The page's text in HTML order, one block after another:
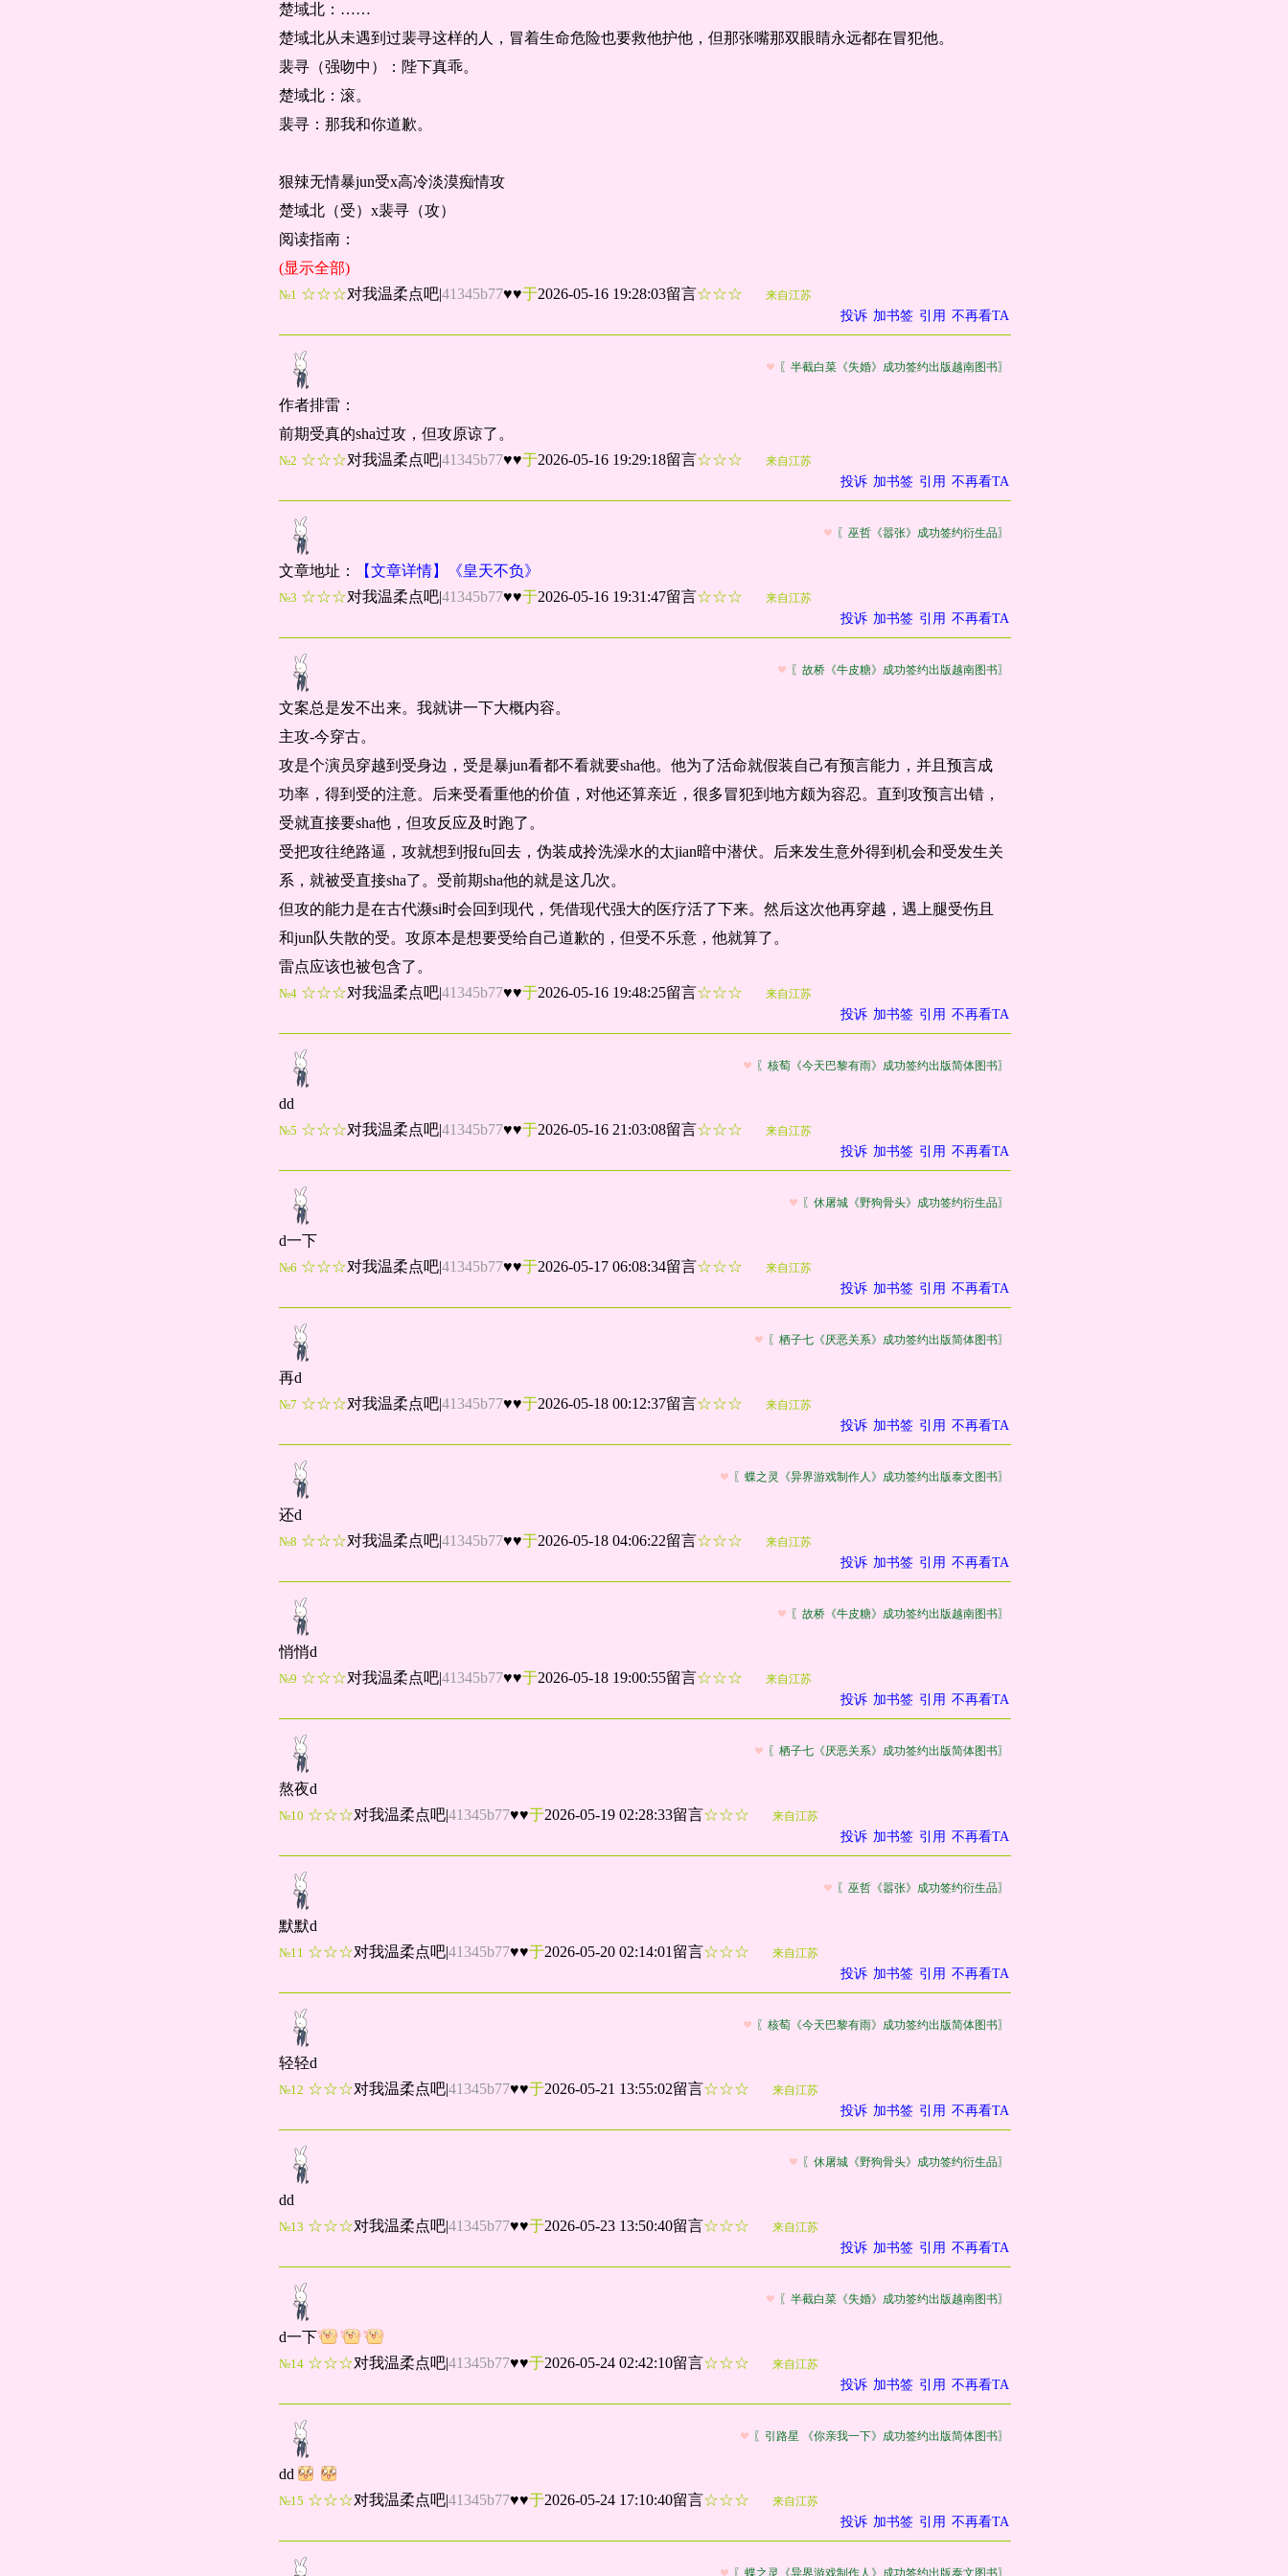
楚域北：……
楚域北从未遇到过裴寻这样的人，冒着生命危险也要救他护他，但那张嘴那双眼睛永远都在冒犯他。
裴寻（强吻中）：陛下真乖。
楚域北：滚。
裴寻：那我和你道歉。
狠辣无情暴jun受x高冷淡漠痴情攻
楚域北（受）x裴寻（攻）
阅读指南：
1v1双洁，攻恋爱脑，攻宠受介意勿入。
架空历史，请勿考究。
(显示全部)
№1 ☆☆☆对我温柔点吧|41345b77♥♥于2026-05-16 19:28:03留言☆☆☆ 来自江苏
投诉 加书签 引用 不再看TA
〖半截白菜《失婚》成功签约出版越南图书〗
作者排雷：
前期受真的sha过攻，但攻原谅了。
№2 ☆☆☆对我温柔点吧|41345b77♥♥于2026-05-16 19:29:18留言☆☆☆ 来自江苏
投诉 加书签 引用 不再看TA
〖巫哲《嚣张》成功签约衍生品〗
文章地址： 【文章详情】《皇天不负》
№3 ☆☆☆对我温柔点吧|41345b77♥♥于2026-05-16 19:31:47留言☆☆☆ 来自江苏
投诉 加书签 引用 不再看TA
〖故桥《牛皮糖》成功签约出版越南图书〗
文案总是发不出来。我就讲一下大概内容。
主攻-今穿古。
攻是个演员穿越到受身边，受是暴jun看都不看就要sha他。他为了活命就假装自己有预言能力，并且预言成
功率，得到受的注意。后来受看重他的价值，对他还算亲近，很多冒犯到地方颇为容忍。直到攻预言出错，
受就直接要sha他，但攻反应及时跑了。
受把攻往绝路逼，攻就想到报fu回去，伪装成拎洗澡水的太jian暗中潜伏。后来发生意外得到机会和受发生关
系，就被受直接sha了。受前期sha他的就是这几次。
但攻的能力是在古代濒si时会回到现代，凭借现代强大的医疗活了下来。然后这次他再穿越，遇上腿受伤且
和jun队失散的受。攻原本是想要受给自己道歉的，但受不乐意，他就算了。
雷点应该也被包含了。
№4 ☆☆☆对我温柔点吧|41345b77♥♥于2026-05-16 19:48:25留言☆☆☆ 来自江苏
投诉 加书签 引用 不再看TA
〖核萄《今天巴黎有雨》成功签约出版简体图书〗
dd
№5 ☆☆☆对我温柔点吧|41345b77♥♥于2026-05-16 21:03:08留言☆☆☆ 来自江苏
投诉 加书签 引用 不再看TA
〖休屠城《野狗骨头》成功签约衍生品〗
d一下
№6 ☆☆☆对我温柔点吧|41345b77♥♥于2026-05-17 06:08:34留言☆☆☆ 来自江苏
投诉 加书签 引用 不再看TA
〖栖子七《厌恶关系》成功签约出版简体图书〗
再d
№7 ☆☆☆对我温柔点吧|41345b77♥♥于2026-05-18 00:12:37留言☆☆☆ 来自江苏
投诉 加书签 引用 不再看TA
〖蝶之灵《异界游戏制作人》成功签约出版泰文图书〗
还d
№8 ☆☆☆对我温柔点吧|41345b77♥♥于2026-05-18 04:06:22留言☆☆☆ 来自江苏
投诉 加书签 引用 不再看TA
〖故桥《牛皮糖》成功签约出版越南图书〗
悄悄d
№9 ☆☆☆对我温柔点吧|41345b77♥♥于2026-05-18 19:00:55留言☆☆☆ 来自江苏
投诉 加书签 引用 不再看TA
〖栖子七《厌恶关系》成功签约出版简体图书〗
熬夜d
№10 ☆☆☆对我温柔点吧|41345b77♥♥于2026-05-19 02:28:33留言☆☆☆ 来自江苏
投诉 加书签 引用 不再看TA
〖巫哲《嚣张》成功签约衍生品〗
默默d
№11 ☆☆☆对我温柔点吧|41345b77♥♥于2026-05-20 02:14:01留言☆☆☆ 来自江苏
投诉 加书签 引用 不再看TA
〖核萄《今天巴黎有雨》成功签约出版简体图书〗
轻轻d
№12 ☆☆☆对我温柔点吧|41345b77♥♥于2026-05-21 13:55:02留言☆☆☆ 来自江苏
投诉 加书签 引用 不再看TA
〖休屠城《野狗骨头》成功签约衍生品〗
dd
№13 ☆☆☆对我温柔点吧|41345b77♥♥于2026-05-23 13:50:40留言☆☆☆ 来自江苏
投诉 加书签 引用 不再看TA
〖半截白菜《失婚》成功签约出版越南图书〗
d一下
№14 ☆☆☆对我温柔点吧|41345b77♥♥于2026-05-24 02:42:10留言☆☆☆ 来自江苏
投诉 加书签 引用 不再看TA
〖引路星 《你亲我一下》成功签约出版简体图书〗
dd
№15 ☆☆☆对我温柔点吧|41345b77♥♥于2026-05-24 17:10:40留言☆☆☆ 来自江苏
投诉 加书签 引用 不再看TA
〖蝶之灵《异界游戏制作人》成功签约出版泰文图书〗